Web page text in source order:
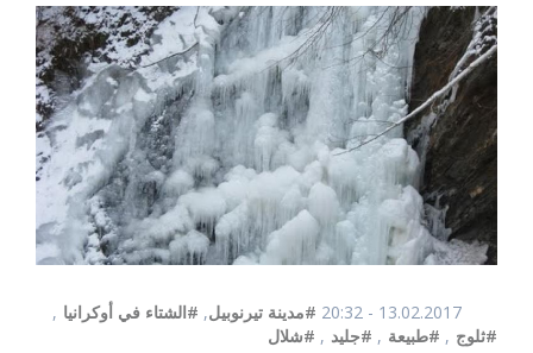
13.02.2017 - 20:32 #مدينة تيرنوبيل, #الشتاء في أوكرانيا ,
#ثلوج , #طبيعة , #جليد , #شلال